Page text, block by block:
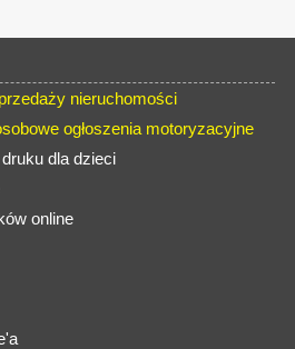
nieruchomości
ogłoszenia motoryzacyjne
dla dzieci
online